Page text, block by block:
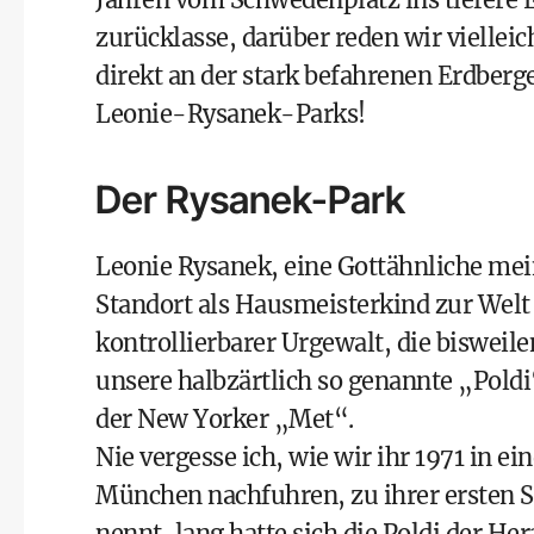
zurücklasse, darüber reden wir
direkt an der stark befahrenen
Leonie-Rysanek-Parks!
Der Rysanek-Park
Leonie Rysanek, eine Gottähnliche
Standort als Hausmeisterkind zur
kontrollierbarer Urgewalt, die
unsere halbzärtlich so genannte
der New Yorker „Met“.
Nie vergesse ich, wie wir ihr 1971 in
München nachfuhren, zu ihrer ersten